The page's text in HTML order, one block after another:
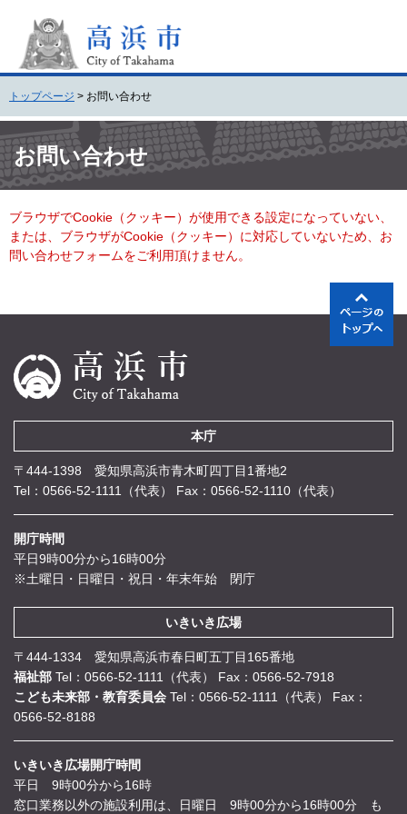
頭
で
す
。
飛
ば
し
て
本
へ
トップページ > お問い合わせ
文 お問い合わせ
ブラウザでCookie（クッキー）が使用できる設定になっていない、
または、ブラウザがCookie（クッキー）に対応していないため、お
問い合わせフォームをご利用頂けません。
本庁
〒444-1398 愛知県高浜市青木町四丁目1番地2
Tel：0566-52-1111（代表）
Fax：0566-52-1110（代表）
開庁時間
平日9時00分から16時00分
※土曜日・日曜日・祝日・年末年始 閉庁
いきいき広場
〒444-1334 愛知県高浜市春日町五丁目165番地
福祉部 Tel：0566-52-1111（代表）
Fax：0566-52-7918
こども未来部・教育委員会 Tel：0566-52-1111（代表）
Fax：
0566-52-8188
いきいき広場開庁時間
平日 9時00分から16時
窓口業務以外の施設利用は、日曜日 9時00分から16時00分 も